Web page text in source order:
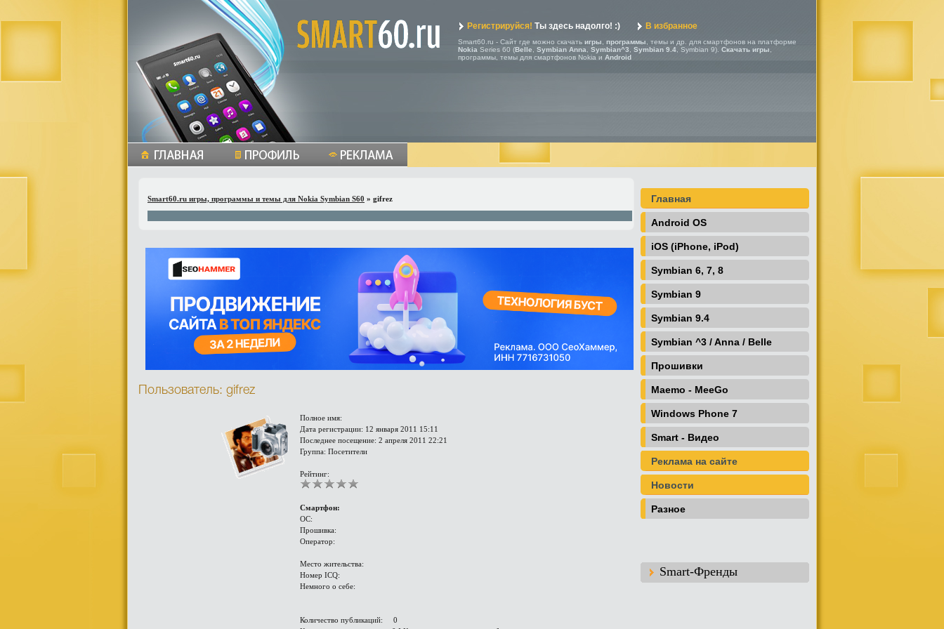
Регистрируйся! Ты здесь надолго! :) В избранное
Smart60.ru - Сайт где можно скачать игры программы , темы и др. для смартфонов на платформе
Nokia Series 60 (Belle Symbian Anna Symbian^3 Symbian 9.4 , Symbian 9). Скачать игры
программы, темы для смартфонов Nokia и Android
Smart60.ru игры, программы и темы для Nokia Symbian S60 » gifrez
Пользователь: gifrez
Полное имя:
Дата регистрации: 12 января 2011 15:11
Последнее посещение: 2 апреля 2011 22:21
Группа: Посетители
Рейтинг:
Смартфон:
ОС:
Прошивка:
Оператор:
Место жительства:
Номер ICQ:
Немного о себе:
Количество публикаций: 0
Главная
Android OS
iOS (iPhone, iPod)
Symbian 6, 7, 8
Symbian 9
Symbian 9.4
Symbian ^3 / Anna / Belle
Прошивки
Maemo - MeeGo
Windows Phone 7
Smart - Видео
Реклама на сайте
Новости
Разное
Smart-Френды